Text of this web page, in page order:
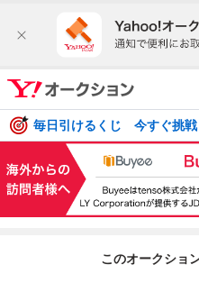
毎日引けるくじ 今すぐ挑戦
このオークショ